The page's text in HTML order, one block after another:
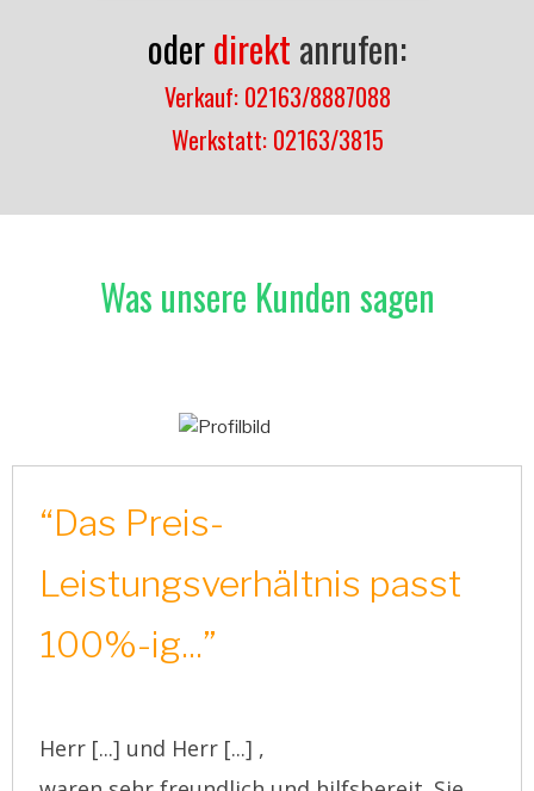
oderdirekt anrufen:
Verkauf: 02163/8887088
Werkstatt: 02163/3815
Was unsere Kunden sagen
“Das Preis-
Leistungsverhältnis passt
100%-ig...”
Herr [...] und Herr [...] ,